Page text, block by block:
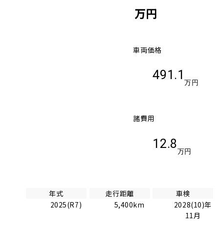
万円
車両価格
491.1
万円
諸費用
12.8
万円
年式
2025(R7)
走行距離
5,400km
車検
2028(10)年
11月